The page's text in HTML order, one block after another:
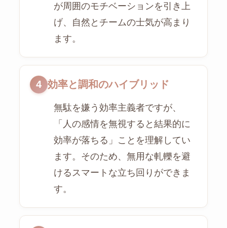
が周囲のモチベーションを引き上
げ、自然とチームの士気が高まり
ます。
4 効率と調和のハイブリッド
無駄を嫌う効率主義者ですが、
「人の感情を無視すると結果的に
効率が落ちる」ことを理解してい
ます。そのため、無用な軋轢を避
けるスマートな立ち回りができま
す。